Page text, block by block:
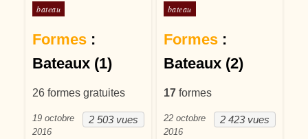
Posté dans
bateau
Formes :
Bateaux (1)
26 formes gratuites
2 503 vues
19 octobre
2016
Posté dans
bateau
Formes:
Bateaux (2)
17formes
2 423 vues
22 octobre
2016